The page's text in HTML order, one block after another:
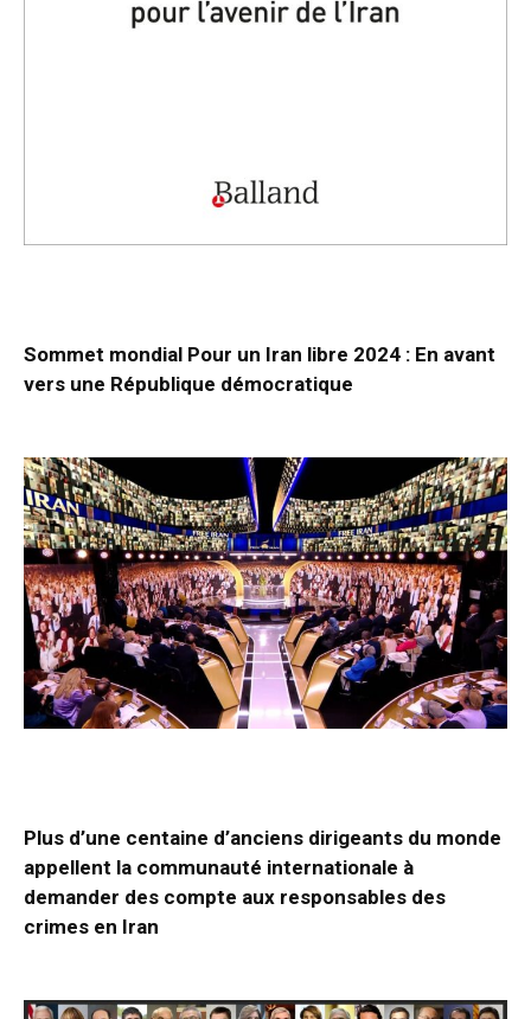
Sommet mondial Pour un Iran libre 2024 : En avant
vers une République démocratique
Plus d’une centaine d’anciens dirigeants du monde
appellent la communauté internationale à
demander des compte aux responsables des
crimes en Iran